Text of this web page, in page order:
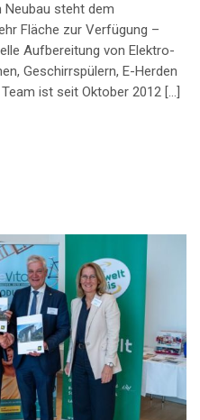
steht dem
Fläche zur Verfügung –
Aufbereitung von Elektro-
Geschirrspülern, E-Herden
ist seit Oktober 2012 […]